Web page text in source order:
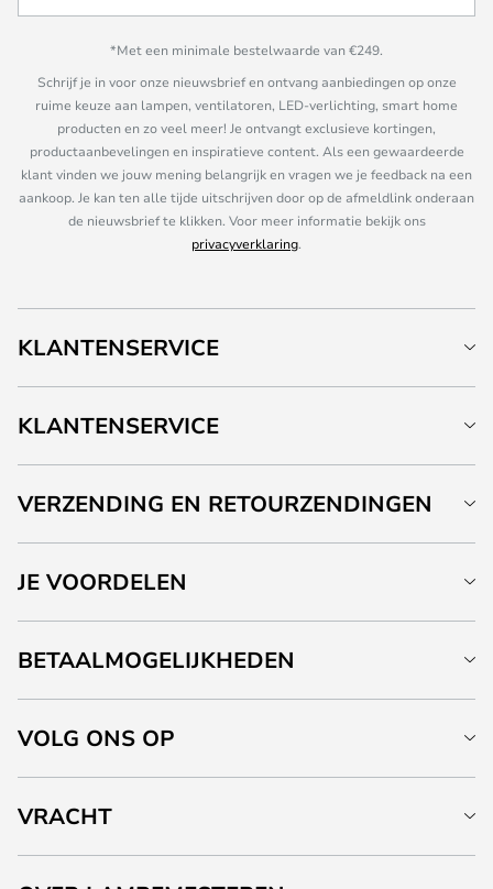
*Met een minimale bestelwaarde van €249.
Schrijf je in voor onze nieuwsbrief en ontvang aanbiedingen op onze
ruime keuze aan lampen, ventilatoren, LED-verlichting, smart home
producten en zo veel meer! Je ontvangt exclusieve kortingen,
productaanbevelingen en inspiratieve content. Als een gewaardeerde
klant vinden we jouw mening belangrijk en vragen we je feedback na een
aankoop. Je kan ten alle tijde uitschrijven door op de afmeldlink onderaan
de nieuwsbrief te klikken. Voor meer informatie bekijk ons
privacyverklaring.
KLANTENSERVICE
KLANTENSERVICE
VERZENDING EN RETOURZENDINGEN
JE VOORDELEN
BETAALMOGELIJKHEDEN
VOLG ONS OP
VRACHT